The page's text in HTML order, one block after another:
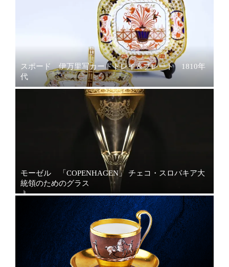
スポード 伊万里写カードトレイ＆プレート 1810年
代
モーゼル 「COPENHAGEN」 チェコ・スロバキア大
統領のためのグラス